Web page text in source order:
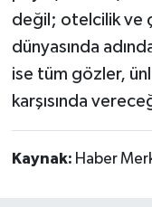
değil; otelcilik ve
dünyasında
ise tüm gözler,
karşısında
Kaynak: Haber